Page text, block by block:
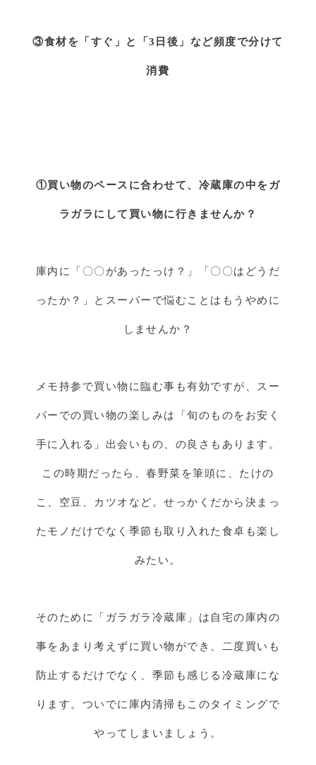
③食材を「すぐ」と「3日後」など頻度で分けて
消費
①買い物のペースに合わせて、冷蔵庫の中をガ
ラガラにして買い物に行きませんか？
庫内に「〇〇があったっけ？」「〇〇はどうだ
ったか？」とスーパーで悩むことはもうやめに
しませんか？
メモ持参で買い物に臨む事も有効ですが、スー
パーでの買い物の楽しみは「旬のものをお安く
手に入れる」出会いもの、の良さもあります。
この時期だったら、春野菜を筆頭に、たけの
こ、空豆、カツオなど。せっかくだから決まっ
たモノだけでなく季節も取り入れた食卓も楽し
みたい。
そのために「ガラガラ冷蔵庫」は自宅の庫内の
事をあまり考えずに買い物ができ、二度買いも
防止するだけでなく、季節も感じる冷蔵庫にな
ります。ついでに庫内清掃もこのタイミングで
やってしまいましょう。